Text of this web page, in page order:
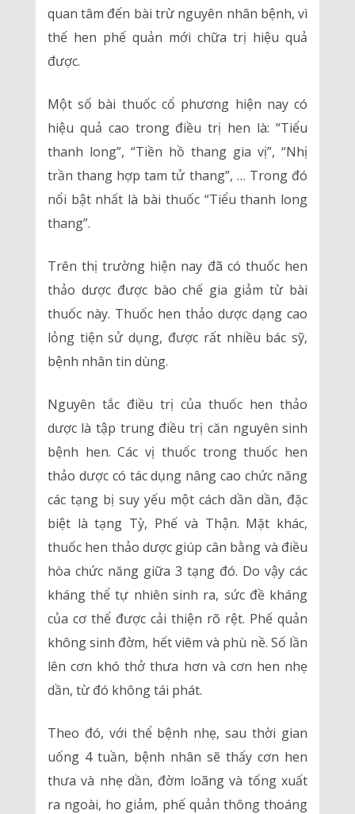
quan tâm đến bài trừ nguyên nhân bệnh, vì
thế hen phế quản mới chữa trị hiệu quả
được.
Một số bài thuốc cổ phương hiện nay có
hiệu quả cao trong điều trị hen là: “Tiểu
thanh long”, “Tiền hồ thang gia vị”, “Nhị
trần thang hợp tam tử thang”, … Trong đó
nổi bật nhất là bài thuốc “Tiểu thanh long
thang”.
Trên thị trường hiện nay đã có thuốc hen
thảo dược được bào chế gia giảm từ bài
thuốc này. Thuốc hen thảo dược dạng cao
lỏng tiện sử dụng, được rất nhiều bác sỹ,
bệnh nhân tin dùng.
Nguyên tắc điều trị của thuốc hen thảo
dược là tập trung điều trị căn nguyên sinh
bệnh hen. Các vị thuốc trong thuốc hen
thảo dược có tác dụng nâng cao chức năng
các tạng bị suy yếu một cách dần dần, đặc
biệt là tạng Tỳ, Phế và Thận. Mặt khác,
thuốc hen thảo dược giúp cân bằng và điều
hòa chức năng giữa 3 tạng đó. Do vậy các
kháng thể tự nhiên sinh ra, sức đề kháng
của cơ thể được cải thiện rõ rệt. Phế quản
không sinh đờm, hết viêm và phù nề. Số lần
lên cơn khó thở thưa hơn và cơn hen nhẹ
dần, từ đó không tái phát.
Theo đó, với thể bệnh nhẹ, sau thời gian
uống 4 tuần, bệnh nhân sẽ thấy cơn hen
thưa và nhẹ dần, đờm loãng và tống xuất
ra ngoài, ho giảm, phế quản thông thoáng